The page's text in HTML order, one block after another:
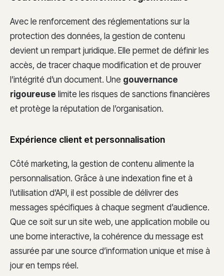
Avec le renforcement des réglementations sur la
protection des données, la gestion de contenu
devient un rempart juridique. Elle permet de définir les
accès, de tracer chaque modification et de prouver
l’intégrité d’un document. Une gouvernance
rigoureuse limite les risques de sanctions financières
et protège la réputation de l’organisation.
Expérience client et personnalisation
Côté marketing, la gestion de contenu alimente la
personnalisation. Grâce à une indexation fine et à
l’utilisation d’API, il est possible de délivrer des
messages spécifiques à chaque segment d’audience.
Que ce soit sur un site web, une application mobile ou
une borne interactive, la cohérence du message est
assurée par une source d’information unique et mise à
jour en temps réel.